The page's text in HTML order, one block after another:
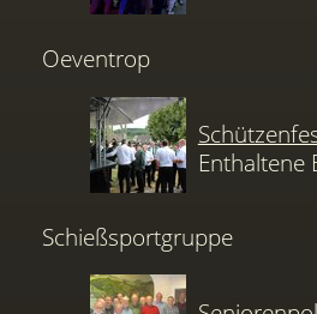
Oeventrop
Enthaltene
Schießsportgruppe